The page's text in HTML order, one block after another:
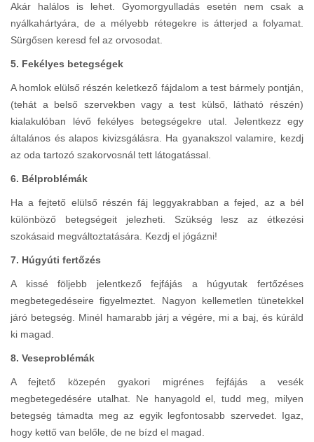
Akár halálos is lehet. Gyomorgyulladás esetén nem csak a
nyálkahártyára, de a mélyebb rétegekre is átterjed a folyamat.
Sürgősen keresd fel az orvosodat.
5. Fekélyes betegségek
A homlok elülső részén keletkező fájdalom a test bármely pontján,
(tehát a belső szervekben vagy a test külső, látható részén)
kialakulóban lévő fekélyes betegségekre utal. Jelentkezz egy
általános és alapos kivizsgálásra. Ha gyanakszol valamire, kezdj
az oda tartozó szakorvosnál tett látogatással.
6. Bélproblémák
Ha a fejtető elülső részén fáj leggyakrabban a fejed, az a bél
különböző betegségeit jelezheti. Szükség lesz az étkezési
szokásaid megváltoztatására. Kezdj el jógázni!
7. Húgyúti fertőzés
A kissé följebb jelentkező fejfájás a húgyutak fertőzéses
megbetegedéseire figyelmeztet. Nagyon kellemetlen tünetekkel
járó betegség. Minél hamarabb járj a végére, mi a baj, és kúráld
ki magad.
8. Veseproblémák
A fejtető közepén gyakori migrénes fejfájás a vesék
megbetegedésére utalhat. Ne hanyagold el, tudd meg, milyen
betegség támadta meg az egyik legfontosabb szervedet. Igaz,
hogy kettő van belőle, de ne bízd el magad.